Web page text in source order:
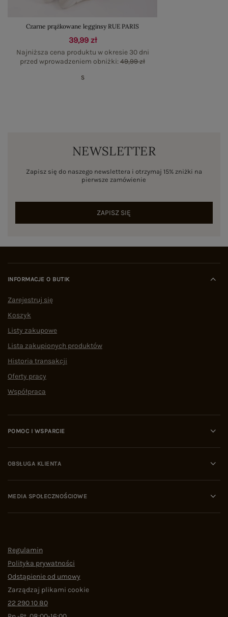
Czarne prążkowane legginsy RUE PARIS
39,99 zł
Najniższa cena produktu w okresie 30 dni
przed wprowadzeniem obniżki:49,99 zł
S
NEWSLETTER
Zapisz się do naszego newslettera i otrzymaj 15% zniżki na
pierwsze zamówienie
ZAPISZ SIĘ
INFORMACJE O BUTIK
Zarejestruj się
Koszyk
Listy zakupowe
Lista zakupionych produktów
Historia transakcji
Oferty pracy
Współpraca
POMOC I WSPARCIE
OBSŁUGA KLIENTA
MEDIA SPOŁECZNOŚCIOWE
Regulamin
Polityka prywatności
Odstąpienie od umowy
Zarządzaj plikami cookie
22 290 10 80